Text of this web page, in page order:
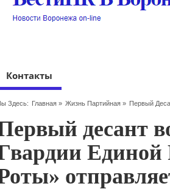
Контакты
Здесь: Главная» Жизнь Партийная » Первый
десант
Единой